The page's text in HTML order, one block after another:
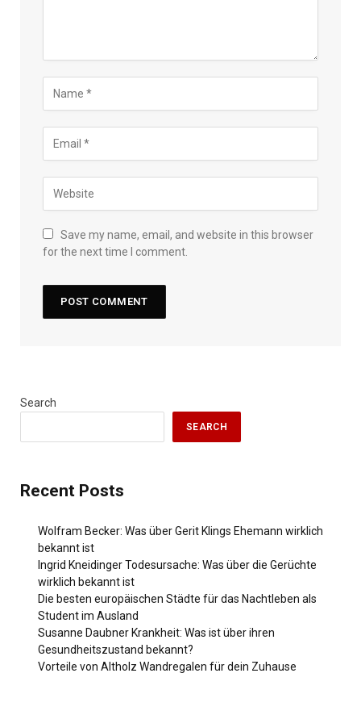
Save my name, email, and website in this browser
for the next time I comment.
Search
SEARCH
Recent Posts
Wolfram Becker: Was über Gerit Klings Ehemann wirklich
bekannt ist
Ingrid Kneidinger Todesursache: Was über die Gerüchte
wirklich bekannt ist
Die besten europäischen Städte für das Nachtleben als
Student im Ausland
Susanne Daubner Krankheit: Was ist über ihren
Gesundheitszustand bekannt?
Vorteile von Altholz Wandregalen für dein Zuhause